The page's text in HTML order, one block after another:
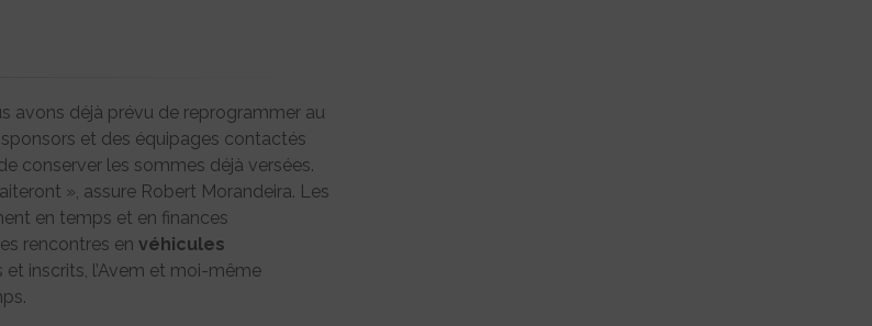
avons déjà prévu de reprogrammer au
et des équipages contactés
conserver les sommes déjà versées.
», assure Robert Morandeira. Les
en temps et en finances
rencontres en véhicules
inscrits, l’Avem et moi-même